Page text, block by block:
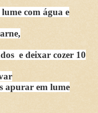
com água e
e deixar cozer 10
apurar em lume